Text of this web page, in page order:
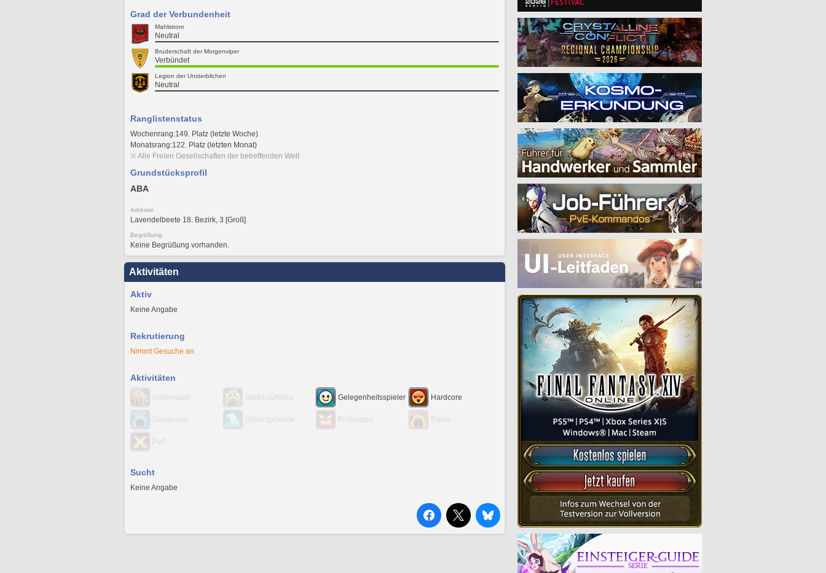
Grad der Verbundenheit
Mahlstrom
Neutral
Bruderschaft der Morgenviper
Verbündet
Legion der Unsterblichen
Neutral
Ranglistenstatus
Wochenrang:149. Platz (letzte Woche)
Monatsrang:122. Platz (letzten Monat)
※ Alle Freien Gesellschaften der betreffenden Welt
Grundstücksprofil
ABA
Adresse
Lavendelbeete 18. Bezirk, 3 [Groß]
Begrüßung
Keine Begrüßung vorhanden.
Aktivitäten
Aktiv
Keine Angabe
Rekrutierung
Nimmt Gesuche an
Aktivitäten
Rollenspiel Stufenaufstieg Gelegenheitsspieler Hardcore
Dungeons Gildengeheiße Prüfungen Raids
PvP
Sucht
Keine Angabe